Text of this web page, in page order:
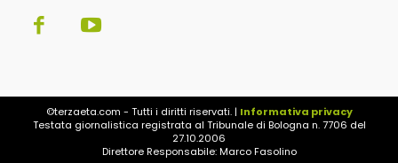
©terzaeta.com - Tutti i diritti riservati. | Informativa privacy
Testata giornalistica registrata al Tribunale di Bologna n. 7706 del
27.10.2006
Direttore Responsabile: Marco Fasolino